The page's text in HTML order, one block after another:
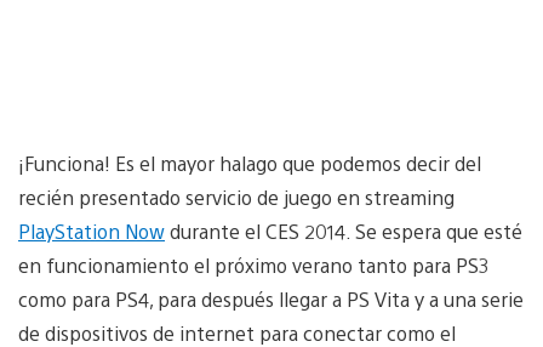
¡Funciona! Es el mayor halago que podemos decir del
recién presentado servicio de juego en streaming
PlayStation Nowdurante el CES 2014. Se espera que esté
en funcionamiento el próximo verano tanto para PS3
como para PS4, para después llegar a PS Vita y a una serie
de dispositivos de internet para conectar como el